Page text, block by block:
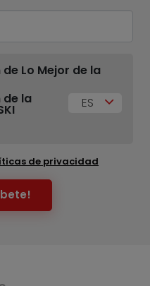
Lo Mejor de la
la
ES
de privacidad